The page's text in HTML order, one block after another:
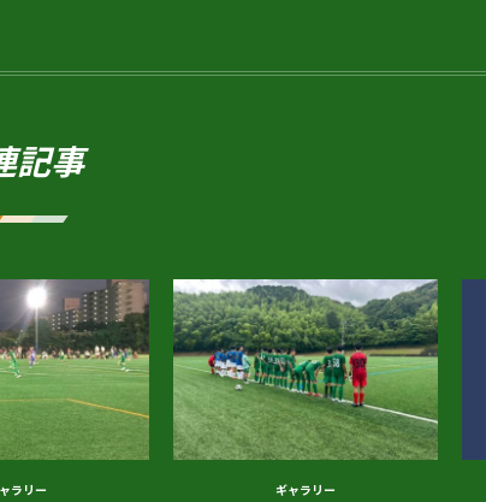
記事
ラリー ギャラリー